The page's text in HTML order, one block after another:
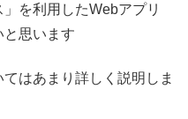
を利用したWebアプリ
思います
はあまり詳しく説明しま